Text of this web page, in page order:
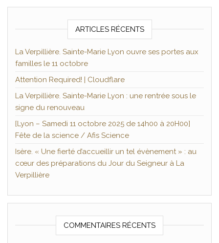
ARTICLES RÉCENTS
La Verpillière. Sainte-Marie Lyon ouvre ses portes aux
familles le 11 octobre
Attention Required! | Cloudflare
La Verpillière. Sainte-Marie Lyon : une rentrée sous le
signe du renouveau
[Lyon – Samedi 11 octobre 2025 de 14h00 à 20H00]
Fête de la science / Afis Science
Isère. « Une fierté d’accueillir un tel évènement » : au
cœur des préparations du Jour du Seigneur à La
Verpillière
COMMENTAIRES RÉCENTS